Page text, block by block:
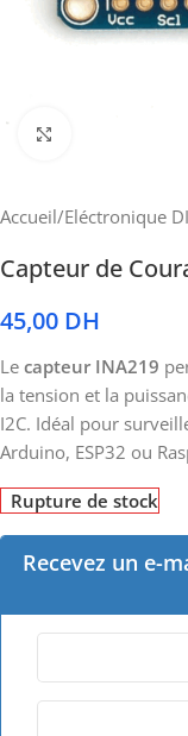
Accueil/Eléctronique
Capteur de
45,00 DH
Le capteur INA219
la tension et la
I2C. Idéal pour
Arduino, ESP32 ou
Rupture de stock
Recevez un e-